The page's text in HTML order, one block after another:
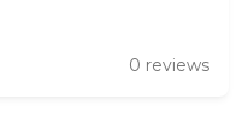
0 reviews